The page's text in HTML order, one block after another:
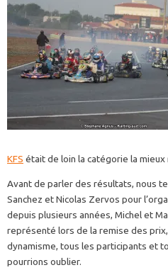
KFS était de loin la catégorie la
Avant de parler des résultats, nous
Sanchez et Nicolas Zervos pour
depuis plusieurs années, Michel et
représenté lors de la remise des
dynamisme, tous les participants et
pourrions oublier.